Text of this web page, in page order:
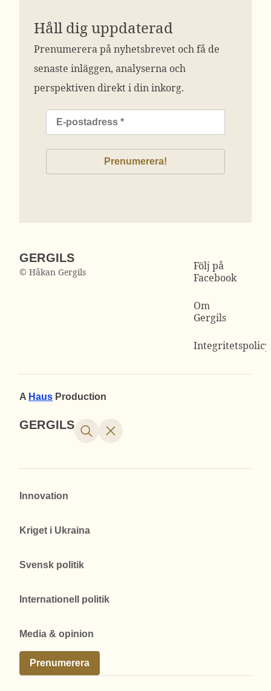
Håll dig uppdaterad
Prenumerera på nyhetsbrevet och få de
senaste inläggen, analyserna och
perspektiven direkt i din inkorg.
GERGILS
© Håkan Gergils
Följ på
Facebook
Om
Gergils
Integritetspolicy
A Haus Production
GERGILS
Innovation
Kriget i Ukraina
Svensk politik
Internationell politik
Media & opinion
Prenumerera